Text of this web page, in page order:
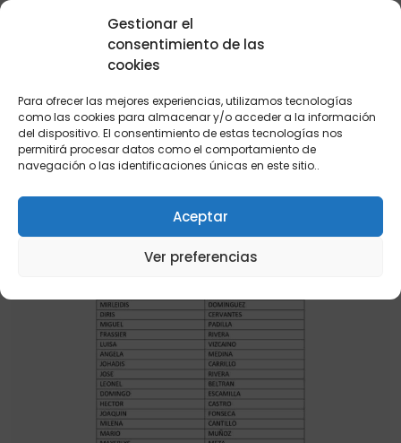
Gestionar el
consentimiento de las
cookies
Para ofrecer las mejores experiencias, utilizamos tecnologías
como las cookies para almacenar y/o acceder a la información
del dispositivo. El consentimiento de estas tecnologías nos
permitirá procesar datos como el comportamiento de
navegación o las identificaciones únicas en este sitio..
Aceptar
Ver preferencias